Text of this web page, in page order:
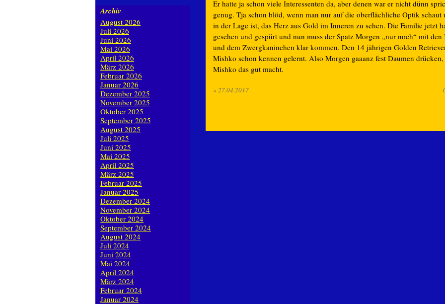
Er hatte ja schon viele Interessenten da, aber denen war er nicht dünn
genug. Tja schon blöd, wenn man nur auf die oberflächliche Optik schaut
in der Lage ist, das Herz aus Gold im Inneren zu sehen. Die Familie jetzt
gesehen und gespürt und nun muss der Spatz Morgen „nur noch“ mit den
und dem Zwergkaninchen klar kommen. Den 14 jährigen Golden
Mishko schon kennen gelernt. Also Morgen gaaanz fest Daumen drücken,
Mishko das gut macht.
« 27.04.2017
Archiv
August 2026
Juli 2026
Juni 2026
Mai 2026
April 2026
März 2026
Februar 2026
Januar 2026
Dezember 2025
November 2025
Oktober 2025
September 2025
August 2025
Juli 2025
Juni 2025
Mai 2025
April 2025
März 2025
Februar 2025
Januar 2025
Dezember 2024
November 2024
Oktober 2024
September 2024
August 2024
Juli 2024
Juni 2024
Mai 2024
April 2024
März 2024
Februar 2024
Januar 2024